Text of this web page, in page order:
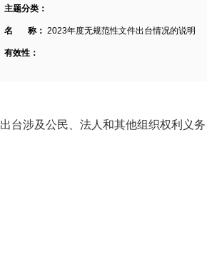
主题分类：
名 称： 2023年度无规范性文件出台情况的说明
有效性：
出台涉及公民、法人和其他组织权利义